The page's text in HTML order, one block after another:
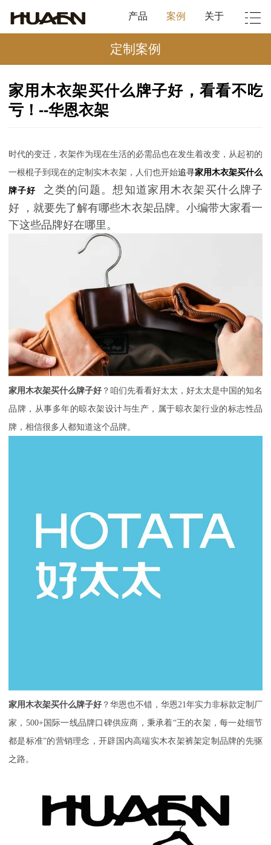
产品 案例 关于
定制案例
家用木衣架买什么牌子好，看看不吃
亏！--华恩衣架
时代的变迁，衣架作为现在生活的必需品也在发生着改变，从起初的
一根棍子到现在的定制实木衣架，人们也开始追寻家用木衣架买什么
牌子好
之类的问题。想知道家用木衣架买什么牌子
好 ，就要先了解有哪些木衣架品牌。小编带大家看一
下这些品牌好在哪里。
家用木衣架买什么牌子好 ？咱们先看看好太太，好太太是中国的知名
品牌，从事多年的晾衣架设计与生产，属于晾衣架行业的标志性品
牌，相信很多人都知道这个品牌。
家用木衣架买什么牌子好 ？华恩也不错， 华恩21年实力非标款定制厂
家，500+国际一线品牌口碑供应商，秉承着“王的衣架，每一处细节
都是标准”的营销理念，开辟国内高端实木衣架裤架定制品牌的先驱
之路。